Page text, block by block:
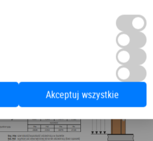
Akceptuj wszystkie